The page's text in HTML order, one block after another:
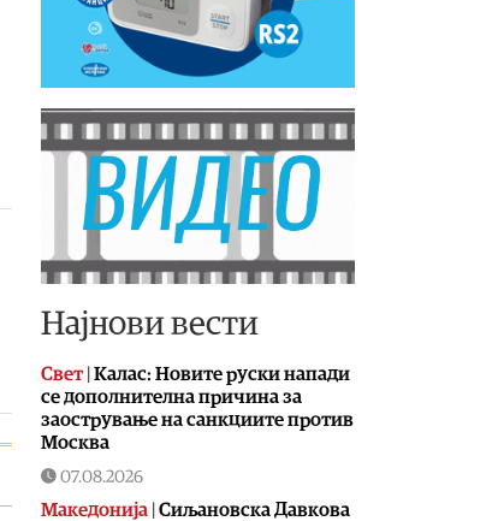
Најнови вести
Свет| Калас: Новите руски напади
се дополнителна причина за
заострување на санкциите против
Москва
07.08.2026
Македонија | Сиљановска Давкова